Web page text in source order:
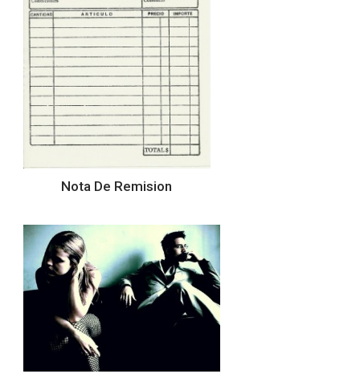
Nota De Remision